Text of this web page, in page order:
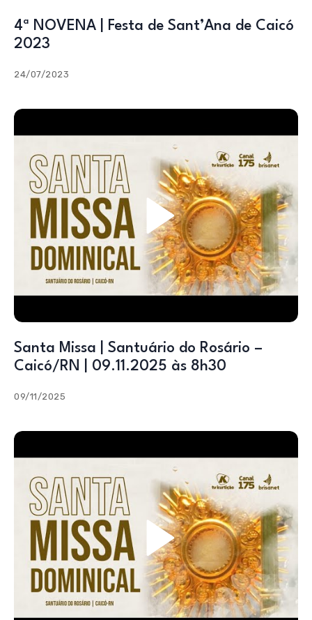
4ª NOVENA | Festa de Sant’Ana de Caicó
2023
24/07/2023
Santa Missa | Santuário do Rosário –
Caicó/RN | 09.11.2025 às 8h30
09/11/2025